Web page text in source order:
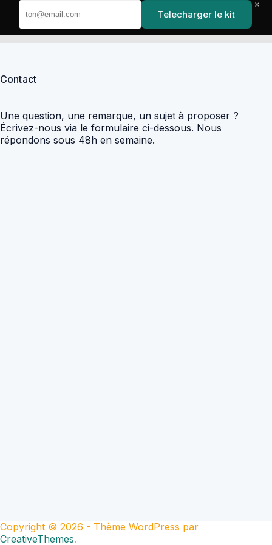
contenu
YoupiJobs
Contact
Une question, une remarque, un sujet à proposer ?
Écrivez-nous via le formulaire ci-dessous. Nous
répondons sous 48h en semaine.
Copyright © 2026 - Thème WordPress par
CreativeThemes.
fiscales
Telecharger le kit